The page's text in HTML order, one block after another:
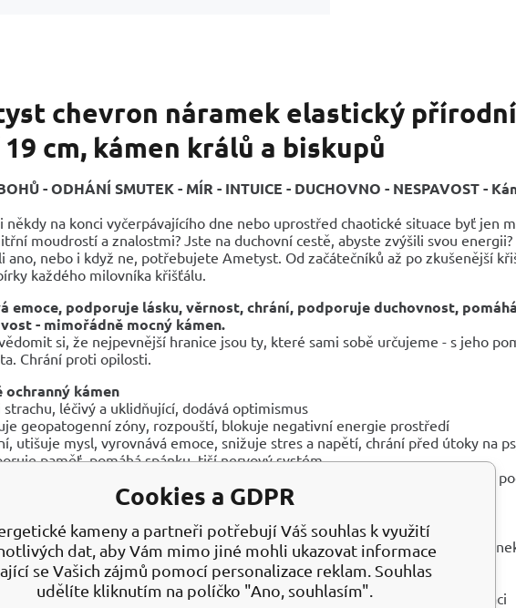
chevron náramek elastický
cm, kámen králů a biskupů
- ODHÁNÍ SMUTEK - MÍR - INTUICE - DUCHOVNO - NESPAVOST -
někdy na konci vyčerpávajícího dne nebo uprostřed chaotické situace byť jen
moudrostí a znalostmi? Jste na duchovní cestě, abyste zvýšili svou
ano, nebo i když ne, potřebujete Ametyst. Od začátečníků až po zkušenější
každého milovníka křišťálu.
emoce, podporuje lásku, věrnost, chrání, podporuje duchovnost,
- mimořádně mocný kámen.
si, že nejpevnější hranice jsou ty, které sami sobě určujeme - s jeho
Chrání proti opilosti.
ochranný kámen
léčivý a uklidňující, dodává optimismus
geopatogenní zóny, rozpouští, blokuje negativní energie prostředí
utišuje mysl, vyrovnává emoce, snižuje stres a napětí, chrání před útoky na
paměť, pomáhá spánku, tiší nervový systém
zlost a úzkost, vyrovnává emoce, zvyšuje intuici, utišuje nebo povzbuzuje
psychiku a meditaci
posiluje lásku, věrnost, duchovní moudrost, zvyšuje intuici
negativní pocity
posiluje paměť, zvyšuje motivaci, pomáhá soustředění a stabilitě
dodává svémunositeli odvahua jeochranným amuletem poutníků
obavy a úzkost, utišuje nadměrně aktivní mysl
spirituální vibrace, podporuje představivost - ideální krystal pro meditaci
Cookies a GDPR
kameny a partneři potřebují Váš souhlas k využití
dat, aby Vám mimo jiné mohli ukazovat informace
se Vašich zájmů pomocí personalizace reklam. Souhlas
udělíte kliknutím na políčko "Ano, souhlasím".